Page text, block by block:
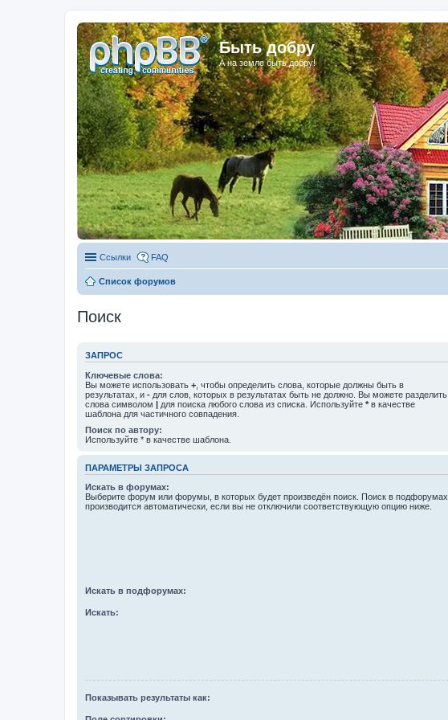
Быть добру
А на земле быть добру!
Ссылки FAQ
Список форумов
Поиск
ЗАПРОС
Ключевые слова:
Вы можете использовать + , чтобы определить слова, которые должны быть в
результатах, и - для слов, которых в результатах быть не должно. Вы можете разделить
слова символом | для поиска любого слова из списка. Используйте * в качестве
шаблона для частичного совпадения.
Поиск по автору:
Используйте * в качестве шаблона.
ПАРАМЕТРЫ ЗАПРОСА
Искать в форумах:
Выберите форум или форумы, в которых будет произведён поиск. Поиск в подфорумах
производится автоматически, если вы не отключили соответствующую опцию ниже.
Искать в подфорумах:
Искать:
Показывать результаты как: